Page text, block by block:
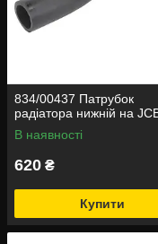
834/00437 Патрубок
радіатора нижній на
В наявності
620 ₴
Купити